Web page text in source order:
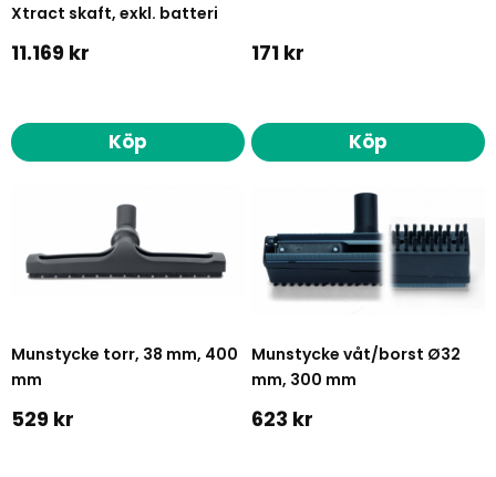
Xtract skaft, exkl. batteri
11.169 kr
Köp
171 kr
Köp
Munstycke torr, 38 mm, 400
mm
529 kr
Munstycke våt/borst Ø32
mm, 300 mm
623 kr